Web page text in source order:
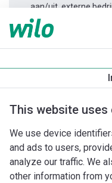
This website uses
We use device
and ads to users,
analyze our traffic. We
other information from
aan/uit, externe
Productinformatie